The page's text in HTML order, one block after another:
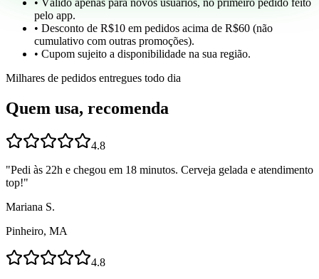
pelo app.
• Desconto de R$10 em pedidos acima de R$60 (não
cumulativo com outras promoções).
• Cupom sujeito a disponibilidade na sua região.
Milhares de pedidos entregues todo dia
Quem usa, recomenda
4.8
"Pedi às 22h e chegou em 18 minutos. Cerveja gelada e atendimento
top!"
Mariana S.
Pinheiro, MA
4.8